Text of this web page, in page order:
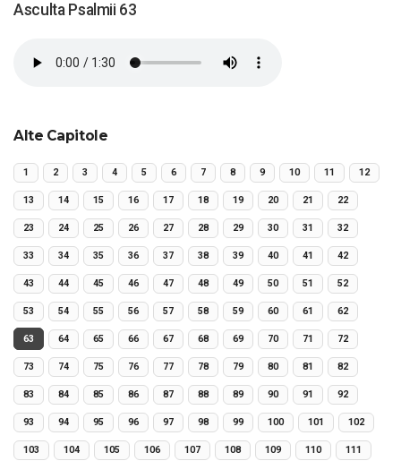
Asculta Psalmii 63
Alte Capitole
1 2 3 4 5 6 7 8 9 10 11 12
13 14 15 16 17 18 19 20 21 22
23 24 25 26 27 28 29 30 31 32
33 34 35 36 37 38 39 40 41 42
43 44 45 46 47 48 49 50 51 52
53 54 55 56 57 58 59 60 61 62
63 64 65 66 67 68 69 70 71 72
73 74 75 76 77 78 79 80 81 82
83 84 85 86 87 88 89 90 91 92
93 94 95 96 97 98 99 100 101 102
103 104 105 106 107 108 109 110 111